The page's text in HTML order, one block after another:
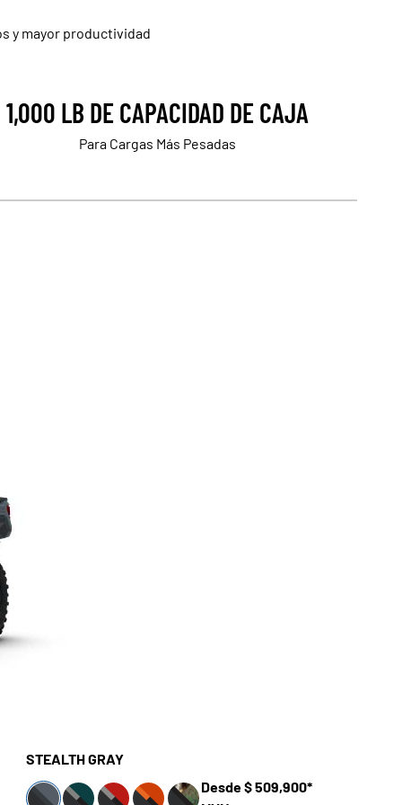
y mayor productividad
1,000 LB DE CAPACIDAD DE CAJA
Para Cargas Más Pesadas
STEALTH GRAY
Desde $ 509,900*